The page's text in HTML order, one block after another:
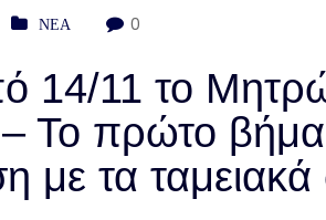
ΝΕΑ 0
14/11 το
Το πρώτο βήμα
με τα